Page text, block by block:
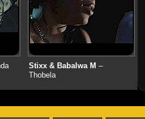
Stixx & Babalwa M –
Thobela